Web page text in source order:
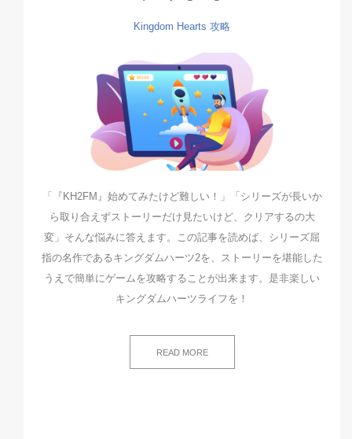
Kingdom Hearts 攻略
「『KH2FM』始めてみたけど難しい！」「シリーズが長いか
ら取り合えずストーリーだけ見たいけど、クリアするの大
変」そんな悩みに答えます。この記事を読めば、シリーズ屈
指の名作であるキングダムハーツ2を、ストーリーを堪能した
うえで簡単にゲームを攻略することが出来ます。是非楽しい
キングダムハーツライフを！
READ MORE